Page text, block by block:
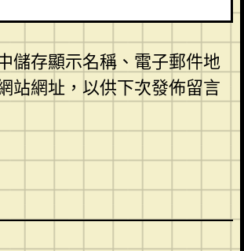
儲存顯示名稱、電子郵件地
站網址，以供下次發佈留言